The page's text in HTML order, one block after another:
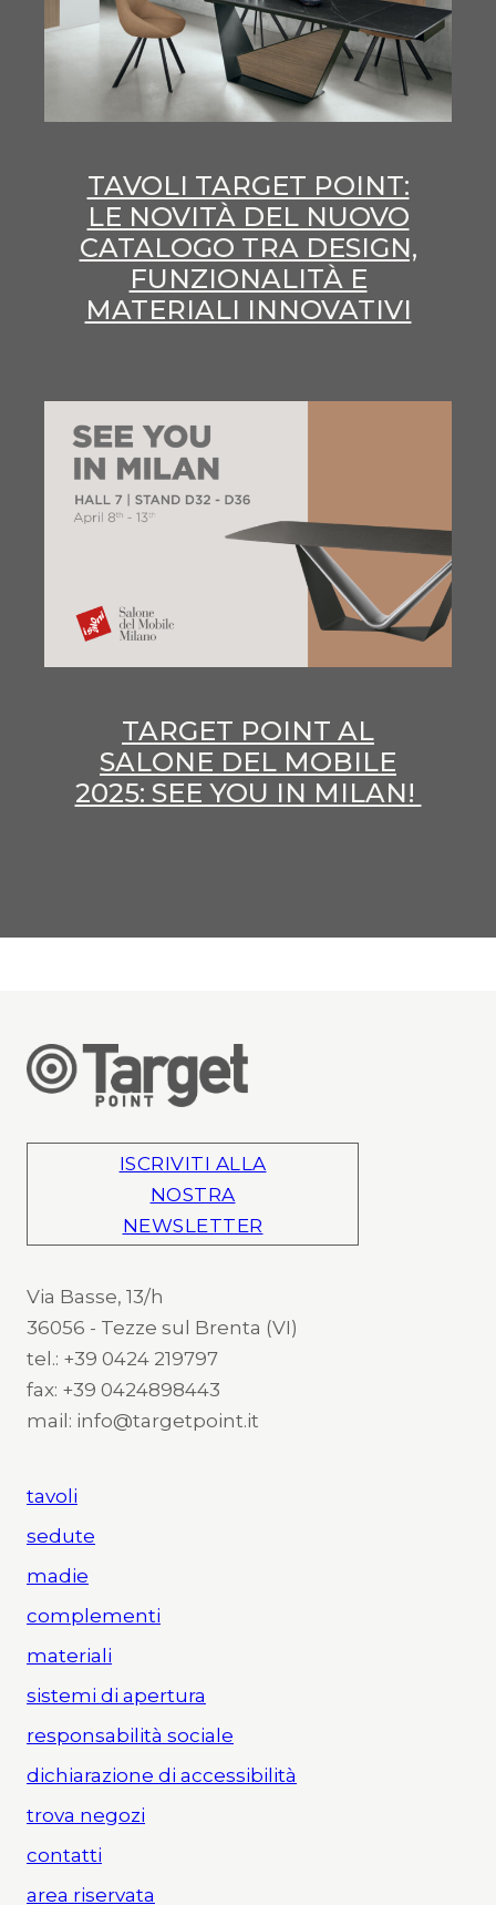
TAVOLI TARGET POINT:
LE NOVITÀ DEL NUOVO
CATALOGO TRA DESIGN,
FUNZIONALITÀ E
MATERIALI INNOVATIVI
TARGET POINT AL
SALONE DEL MOBILE
2025: SEE YOU IN MILAN!
ISCRIVITI ALLA
NOSTRA
NEWSLETTER
Via Basse, 13/h
36056 - Tezze sul Brenta (VI)
tel.: +39 0424 219797
fax: +39 0424898443
mail: info@targetpoint.it
tavoli
sedute
madie
complementi
materiali
sistemi di apertura
responsabilità sociale
dichiarazione di accessibilità
trova negozi
contatti
area riservata